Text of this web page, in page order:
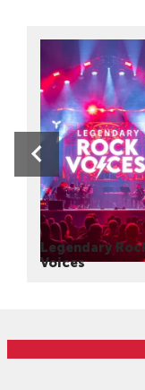
Legendary
Voices